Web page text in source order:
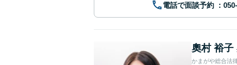
電話で面談予約
奧村 裕子
かまがや総合法